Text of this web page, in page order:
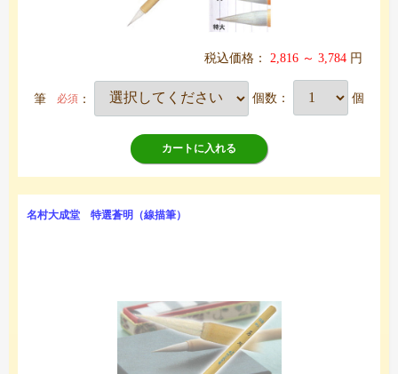
税込価格： 2,816 ～ 3,784 円
筆 必須 ： 個数： 個
カートに入れる
名村大成堂 特選蒼明（線描筆）